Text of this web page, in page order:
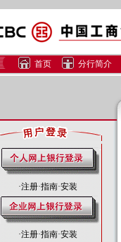
首页 分行简介
·注册·指南·安装
·注册·指南·安装